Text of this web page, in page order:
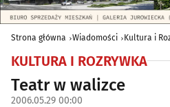
Strona główna Wiadomości Kultura i
KULTURA I ROZRYWKA
Teatr w walizce
2006.05.29 00:00